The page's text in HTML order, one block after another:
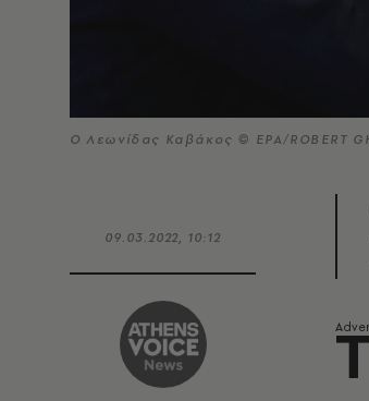
Ο Λεωνίδας Καβάκος © EPA/ROBERT
09.03.2022, 10:12